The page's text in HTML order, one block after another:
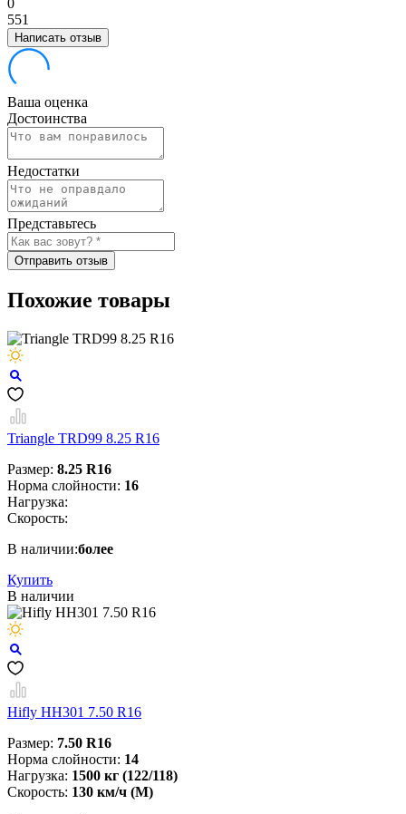
0
551
Написать отзыв
Ваша оценка
Достоинства
Недостатки
Представьтесь
Отправить отзыв
Похожие товары
Triangle TRD99 8.25 R16
Размер: 8.25 R16
Норма слойности: 16
Нагрузка:
Скорость:
В наличии:более
Купить
В наличии
Hifly HH301 7.50 R16
Размер: 7.50 R16
Норма слойности: 14
Нагрузка: 1500 кг (122/118)
Скорость: 130 км/ч (M)